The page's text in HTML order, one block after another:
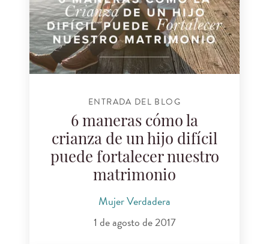
ENTRADA DEL BLOG
6 maneras cómo la
crianza de un hijo difícil
puede fortalecer nuestro
matrimonio
Mujer Verdadera
1 de agosto de 2017